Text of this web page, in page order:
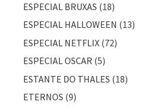
ESPECIAL BRUXAS (18)
ESPECIAL HALLOWEEN (13)
ESPECIAL NETFLIX (72)
ESPECIAL OSCAR (5)
ESTANTE DO THALES (18)
ETERNOS (9)